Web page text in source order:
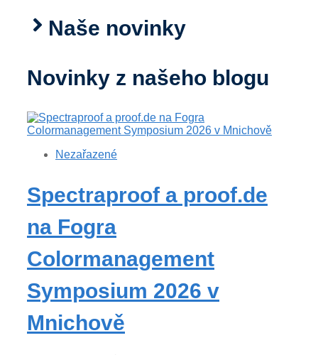
Naše novinky
Novinky z našeho blogu
Nezařazené
Spectraproof a proof.de
na Fogra
Colormanagement
Symposium 2026 v
Mnichově